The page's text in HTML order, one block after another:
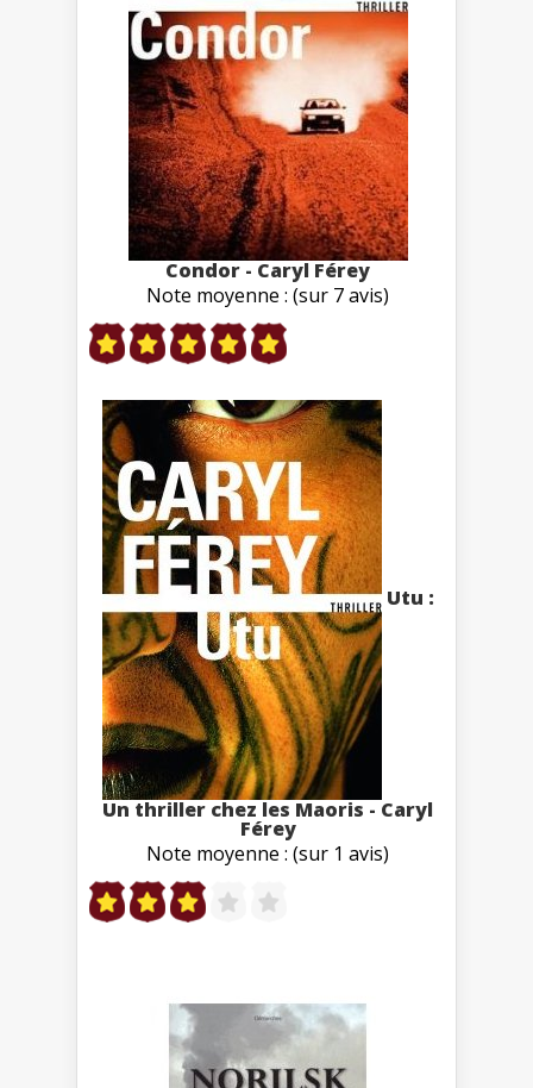
Condor - Caryl Férey
Note moyenne : (sur 7 avis)
Utu :
Un thriller chez les Maoris - Caryl
Férey
Note moyenne : (sur 1 avis)